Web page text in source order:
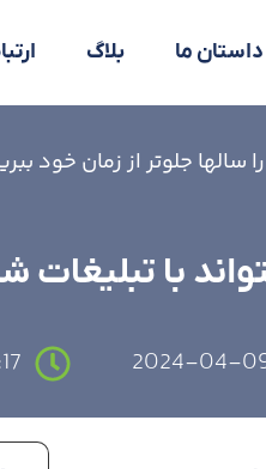
داستان ما بلاگ
سالها جلوتر از زمان خود
با تبلیغات
2024-04-